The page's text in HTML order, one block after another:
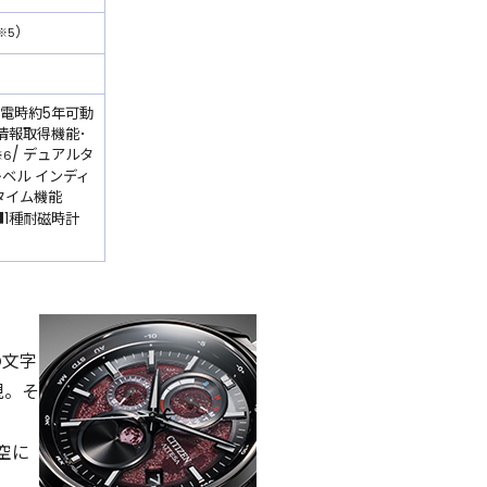
）
時約5年可動
報取得機能･
/ デュアルタ
ル インディ
ム機能
種耐磁時計
字
そ
に